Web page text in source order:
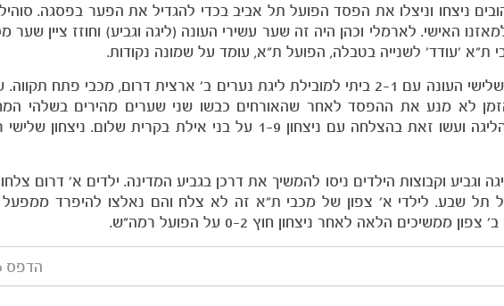
ניצחו וניצלו את הפסד הפועל תל אביב בכדי להגדיל את הפער בפסגה. סוהיל
נערים ב' של מכבי ת"א ספגו הפסד שלישי העונה עם 2-1 ביתי למובילת ליגת נערים ב' ארצית דרום, מכבי
לא מנע את ההפסד לאחר שהאורחים כבשו שני שערים מהירים בשלהי
נערים ג'2 המשיכו גם הם במשחקי הליגה ועשו זאת בהצלחה עם ניצחון 1-9 על בני אילת בקרית
וגביע וקבוצות הילדים ניסו להמשיך את דרכן בגביע המדינה. ילדים א' דרום
עם ניצחון 0-3 על הפועל תל שבע. לילדי א' צפון של מכבי ת"א זה לא צלח והם נאלצו להיפרד
הדפס